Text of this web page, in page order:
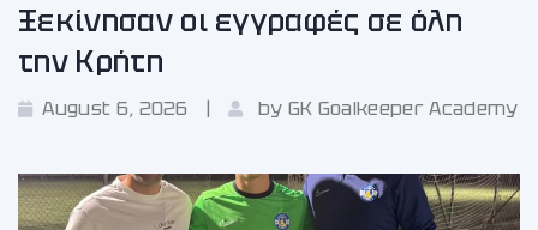
Ξεκίνησαν οι εγγραφές σε όλη
την Κρήτη
August 6, 2026 by GK Goalkeeper Academy